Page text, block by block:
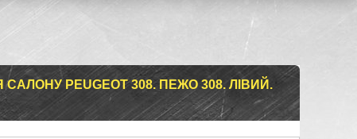
PEUGEOT 308. ПЕЖО 308. ЛІВИЙ.